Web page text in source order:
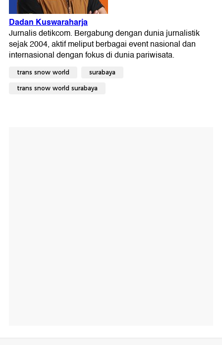
trans snow world surabaya
trans snow world surabaya